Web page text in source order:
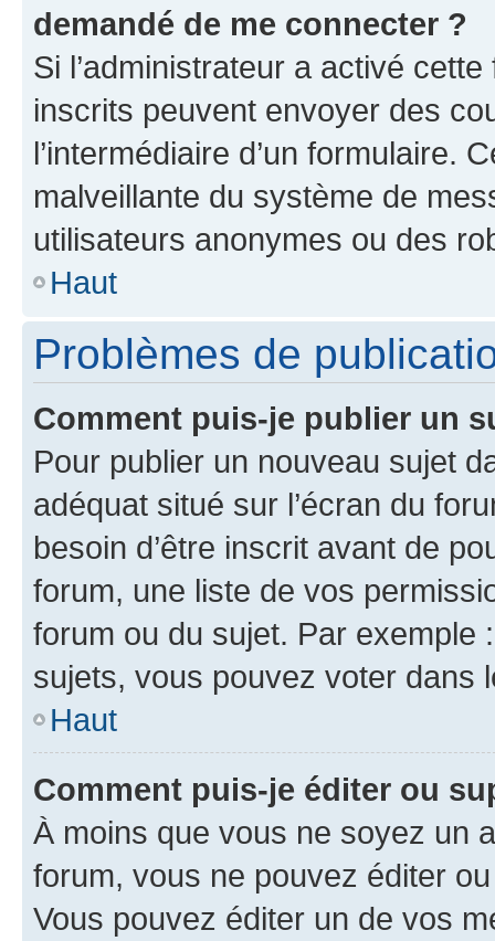
demandé de me connecter ?
Si l’administrateur a activé
inscrits peuvent envoyer des
l’intermédiaire d’un formulaire.
malveillante du système de
utilisateurs anonymes ou des
Haut
Problèmes de
Comment puis-je publier un
Pour publier un nouveau sujet
adéquat situé sur l’écran du
besoin d’être inscrit avant de
forum, une liste de vos
forum ou du sujet. Par exemple
sujets, vous pouvez voter dans
Haut
Comment puis-je éditer ou
À moins que vous ne soyez un
forum, vous ne pouvez éditer
Vous pouvez éditer un de vos